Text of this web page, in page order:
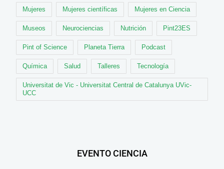
Mujeres Mujeres científicas Mujeres en Ciencia
Museos Neurociencias Nutrición Pint23ES
Pint of Science Planeta Tierra Podcast
Química Salud Talleres Tecnología
Universitat de Vic - Universitat Central de Catalunya UVic-
UCC
EVENTO CIENCIA